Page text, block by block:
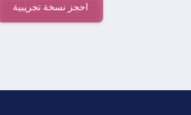
احجز نسخة تجريبية